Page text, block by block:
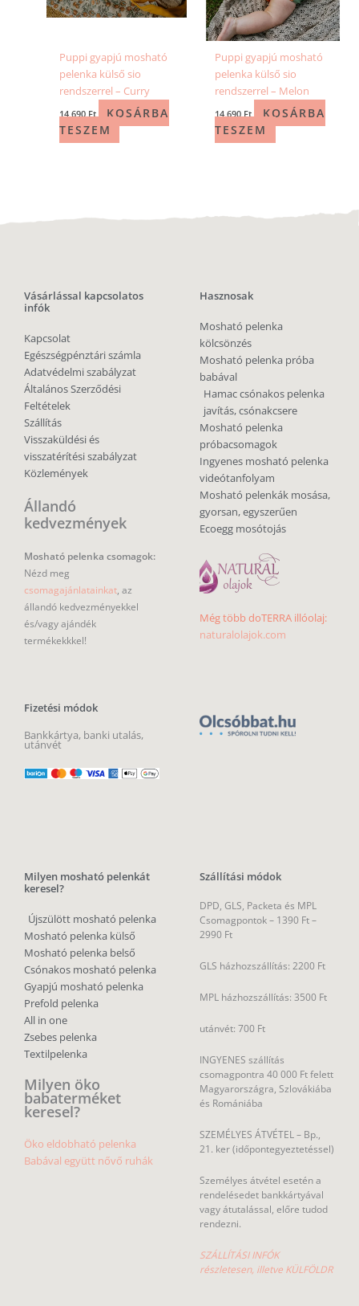
Puppi gyapjú mosható
pelenka külső sio
rendszerrel – Curry
14 690 Ft
KOSÁRBA
TESZEM
Puppi gyapjú mosható
pelenka külső sio
rendszerrel – Melon
14 690 Ft
KOSÁRBA
TESZEM
Vásárlással kapcsolatos
infók
Kapcsolat
Egészségpénztári számla
Adatvédelmi szabályzat
Általános Szerződési
Feltételek
Szállítás
Visszaküldési és
visszatérítési szabályzat
Közlemények
Állandó
kedvezmények
Mosható pelenka csomagok:
Nézd meg
csomagajánlatainkat, az
állandó kedvezményekkel
és/vagy ajándék
termékekkkel!
Fizetési módok
Bankkártya, banki utalás,
utánvét
Hasznosak
Mosható pelenka
kölcsönzés
Mosható pelenka próba
babával
Hamac csónakos pelenka
javítás, csónakcsere
Mosható pelenka
próbacsomagok
Ingyenes mosható pelenka
videótanfolyam
Mosható pelenkák mosása,
gyorsan, egyszerűen
Ecoegg mosótojás
Még több doTERRA illóolaj:
naturalolajok.com
Milyen mosható pelenkát
keresel?
Újszülött mosható pelenka
Mosható pelenka külső
Mosható pelenka belső
Csónakos mosható pelenka
Gyapjú mosható pelenka
Prefold pelenka
All in one
Zsebes pelenka
Textilpelenka
Milyen öko
babaterméket
keresel?
Öko eldobható pelenka
Babával együtt nővő ruhák
Szállítási módok
DPD, GLS, Packeta és MPL
Csomagpontok – 1390 Ft –
2990 Ft
GLS házhozszállítás: 2200 Ft
MPL házhozszállítás: 3500 Ft
utánvét: 700 Ft
INGYENES szállítás
csomagpontra 40 000 Ft felett
Magyarországra, Szlovákiába
és Romániába
SZEMÉLYES ÁTVÉTEL – Bp.,
21. ker (időpontegyeztetéssel)
Személyes átvétel esetén a
rendelésedet bankkártyával
vagy átutalással, előre tudod
rendezni.
SZÁLLÍTÁSI INFÓK
részletesen, illetve KÜLFÖLDR